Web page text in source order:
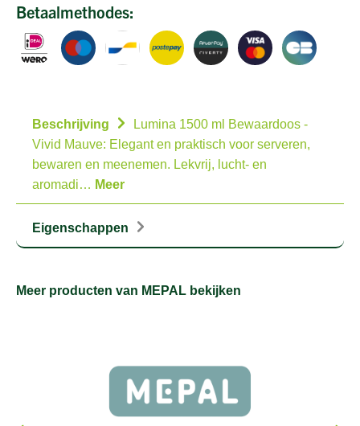
Betaalmethodes:
Beschrijving
Lumina 1500 ml Bewaardoos -
Vivid Mauve: Elegant en praktisch voor serveren,
bewaren en meenemen. Lekvrij, lucht- en
aromadi… Meer
Eigenschappen
Meer producten van MEPAL bekijken